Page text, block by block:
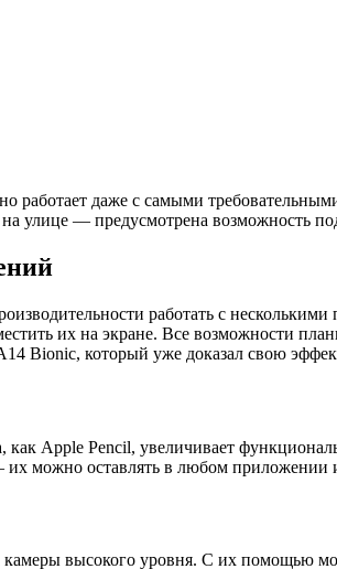
даже с самыми
улице — предусмотрена возможность
работать с
их на экране. Все возможности
Bionic, который уже доказал свою
как Apple Pencil, увеличивает
можно оставлять в любом приложении
высокого уровня. С их помощью